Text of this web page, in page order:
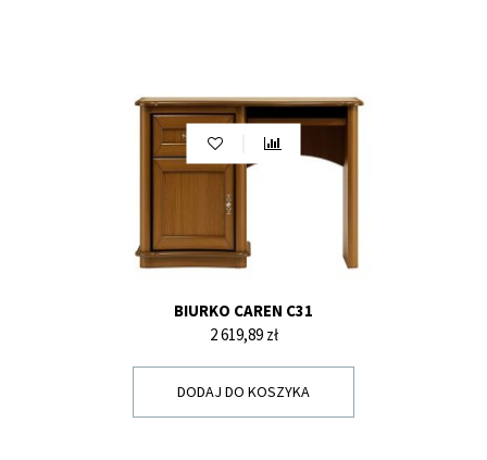
BIURKO CAREN C31
Cena
2 619,89 zł
DODAJ DO KOSZYKA